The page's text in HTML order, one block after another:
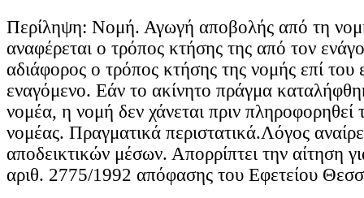
Περίληψη: Νομή. Αγωγή αποβολής από τη
αναφέρεται ο τρόπος κτήσης της από τον
αδιάφορος ο τρόπος κτήσης της νομής επί του
εναγόμενο. Εάν το ακίνητο πράγμα
νομέα, η νομή δεν χάνεται πριν
νομέας. Πραγματικά περιστατικά.Λόγος
αποδεικτικών μέσων. Απορρίπτει την αίτηση
αριθ. 2775/1992 απόφασης του Εφετείου